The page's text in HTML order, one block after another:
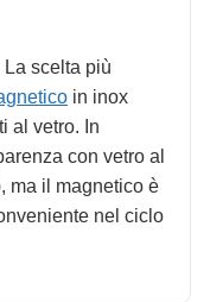
scelta più
in inox
al vetro. In
con vetro al
ma il magnetico è
nel ciclo